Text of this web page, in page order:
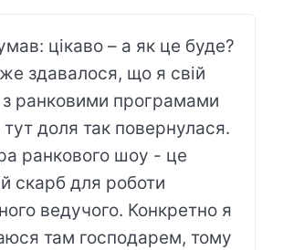
цікаво – а як це буде?
здавалося, що я свій
з ранковими програмами
доля так повернулася.
ранкового шоу - це
скарб для роботи
ведучого. Конкретно я
там господарем, тому